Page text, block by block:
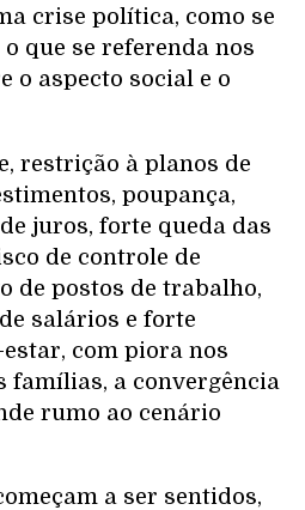
crise política, como se
que se referenda nos
o aspecto social e o
restrição à planos de
poupança,
juros, forte queda das
de controle de
de postos de trabalho,
salários e forte
com piora nos
famílias, a convergência
rumo ao cenário
a ser sentidos,